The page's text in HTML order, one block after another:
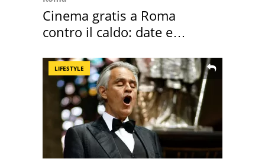
Cinema gratis a Roma
contro il caldo: date e
LIFESTYLE